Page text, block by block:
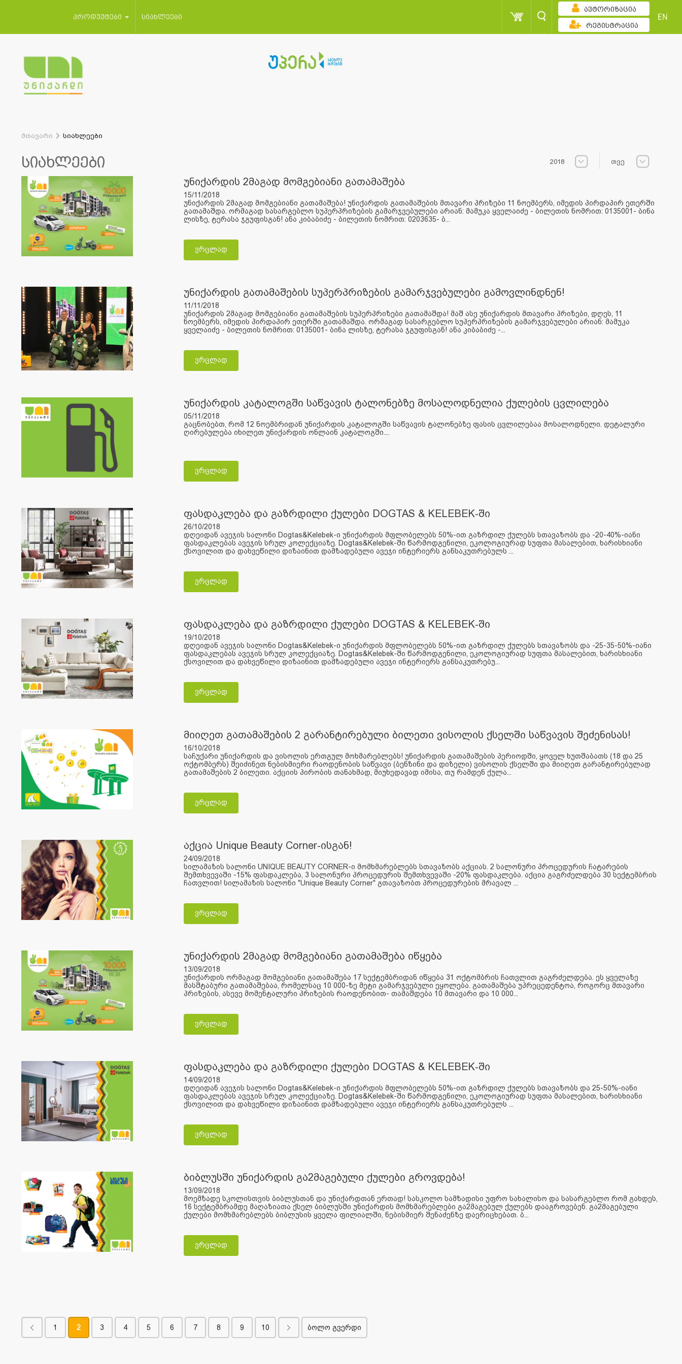
პროდუქტები სიახლეები
ავტორიზაცია
რეგისტრაცია
EN
მთავარი სიახლეები
სიახლეები 2018 თვე
უნიქარდის 2მაგად მომგებიანი გათამაშება
15/11/2018
უნიქარდის 2მაგად მომგებიანი გათამაშება! უნიქარდის გათამაშების მთავარი პრიზები 11 ნოემბერს, იმედის პირდაპირ ეთერში
გათამაშდა. ორმაგად სასარგებლო სუპერპრიზების გამარჯვებულები არიან: მამუკა ყველაიძე - ბილეთის ნომრით: 0135001- ბინა
ლისზე, ტერასა ჯგუფისგან! ანა კიბაბიძე - ბილეთის ნომრით: 0203635- ბ...
ვრცლად
უნიქარდის გათამაშების სუპერპრიზების გამარჯვებულები გამოვლინდნენ!
11/11/2018
უნიქარდის 2მაგად მომგებიანი გათამაშების სუპერპრიზები გათამაშდა! მაშ ასე უნიქარდის მთავარი პრიზები, დღეს, 11
ნოემბერს, იმედის პირდაპირ ეთერში გათამაშდა. ორმაგად სასარგებლო სუპერპრიზების გამარჯვებულები არიან: მამუკა
ყველაიძე - ბილეთის ნომრით: 0135001- ბინა ლისზე, ტერასა ჯგუფისგან! ანა კიბაბიძე -...
ვრცლად
უნიქარდის კატალოგში საწვავის ტალონებზე მოსალოდნელია ქულების ცვლილება
05/11/2018
გაცნობებთ, რომ 12 ნოემბრიდან უნიქარდის კატალოგში საწვავის ტალონებზე ფასის ცვლილებაა მოსალოდნელი. დეტალური
ღირებულება იხილეთ უნიქარდის ონლაინ კატალოგში....
ვრცლად
ფასდაკლება და გაზრდილი ქულები DOGTAS & KELEBEK-ში
26/10/2018
დღეიდან ავეჯის სალონი Dogtas&Kelebek-ი უნიქარდის მფლობელებს 50%-ით გაზრდილ ქულებს სთავაზობს და -20-40%-იანი
ფასდაკლებას ავეჯის სრულ კოლექციაზე. Dogtas&Kelebek-ში წარმოდგენილი, ეკოლოგიურად სუფთა მასალებით, ხარისხიანი
ქსოვილით და დახვეწილი დიზაინით დამზადებული ავეჯი ინტერიერს განსაკუთრებულს ...
ვრცლად
ფასდაკლება და გაზრდილი ქულები DOGTAS & KELEBEK-ში
19/10/2018
დღეიდან ავეჯის სალონი Dogtas&Kelebek-ი უნიქარდის მფლობელებს 50%-ით გაზრდილ ქულებს სთავაზობს და -25-35-50%-იანი
ფასდაკლებას ავეჯის სრულ კოლექციაზე. Dogtas&Kelebek-ში წარმოდგენილი, ეკოლოგიურად სუფთა მასალებით, ხარისხიანი
ქსოვილით და დახვეწილი დიზაინით დამზადებული ავეჯი ინტერიერს განსაკუთრებუ...
ვრცლად
მიიღეთ გათამაშების 2 გარანტირებული ბილეთი ვისოლის ქსელში საწვავის შეძენისას!
16/10/2018
საჩუქარი უნიქარდის და ვისოლის ერთგულ მოხმარებლებს! უნიქარდის გათამაშების პერიოდში, ყოველ ხუთშაბათს (18 და 25
ოქტომბერს) შეიძინეთ ნებისმიერი რაოდენობის საწვავი (ბენზინი და დიზელი) ვისოლის ქსელში და მიიღეთ გარანტირებულად
გათამაშების 2 ბილეთი. აქციის პირობის თანახმად, მიუხედავად იმისა, თუ რამდენ ქულა...
ვრცლად
აქცია Unique Beauty Corner-ისგან!
24/09/2018
სილამაზის სალონი UNIQUE BEAUTY CORNER-ი მომხმარებლებს სთავაზობს აქციას. 2 სალონური პროცედურის ჩატარების
შემთხვევაში -15% ფასდაკლება, 3 სალონური პროცედურის შემთხვევაში -20% ფასდაკლება. აქცია გაგრძელდება 30 სექტემბრის
ჩათვლით! სილამაზის სალონი "Unique Beauty Corner" გთავაზობთ პროცედურების მრავალ ...
ვრცლად
უნიქარდის 2მაგად მომგებიანი გათამაშება იწყება
13/09/2018
უნიქარდის ორმაგად მომგებიანი გათამაშება 17 სექტემბრიდან იწყება 31 ოქტომბრის ჩათვლით გაგრძელდება. ეს ყველაზე
მასშტაბური გათამაშებაა, რომელსაც 10 000-ზე მეტი გამარჯვებული ეყოლება. გათამაშება უპრეცედენტოა, როგორც მთავარი
პრიზების, ასევე მომენტალური პრიზების რაოდენობით- თამაშდება 10 მთავარი და 10 000...
ვრცლად
ფასდაკლება და გაზრდილი ქულები DOGTAS & KELEBEK-ში
14/09/2018
დღეიდან ავეჯის სალონი Dogtas&Kelebek-ი უნიქარდის მფლობელებს 50%-ით გაზრდილ ქულებს სთავაზობს და 25-50%-იანი
ფასდაკლებას ავეჯის სრულ კოლექციაზე. Dogtas&Kelebek-ში წარმოდგენილი, ეკოლოგიურად სუფთა მასალებით, ხარისხიანი
ქსოვილით და დახვეწილი დიზაინით დამზადებული ავეჯი ინტერიერს განსაკუთრებულს ...
ვრცლად
ბიბლუსში უნიქარდის გა2მაგებული ქულები გროვდება!
13/09/2018
მოემზადე სკოლისთვის ბიბლუსთან და უნიქარდთან ერთად! სასკოლო სამზადისი უფრო სახალისო და სასარგებლო რომ გახდეს,
16 სექტემბრამდე მაღაზიათა ქსელ ბიბლუსში უნიქარდის მომხმარებლები გა2მაგებულ ქულებს დააგროვებენ. გა2მაგებული
ქულები მომხმარებლებს ბიბლუსის ყველა ფილიალში, ნებისმიერ შენაძენზე დაერიცხებათ. ბ...
ვრცლად
1 2 3 4 5 6 7 8 9 10 ბოლო გვერდი